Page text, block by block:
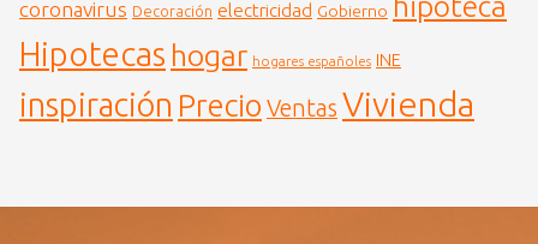
coronavirus Decoración electricidad Gobierno
Hipotecas hogar hogares españoles INE
inspiración Precio Ventas Vivienda